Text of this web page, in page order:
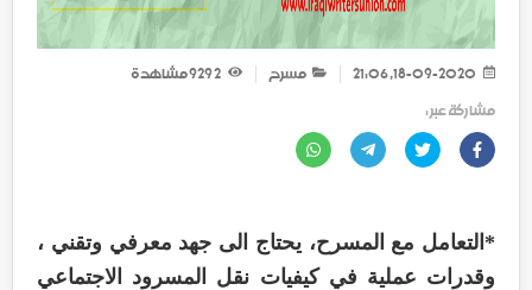
مسرح 2 929
مشاهدة
مشاركة عبر :
*التعامل مع المسرح، يحتاج الى جهد معرفي وتقني ،
وقدرات عملية في كيفيات نقل المسرود الاجتماعي